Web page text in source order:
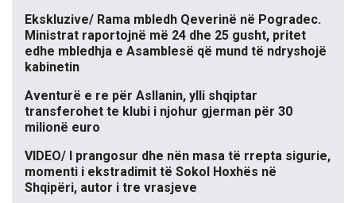
Ekskluzive/ Rama mbledh Qeverinë në Pogradec.
Ministrat raportojnë më 24 dhe 25 gusht, pritet
edhe mbledhja e Asamblesë që mund të ndryshojë
kabinetin
Aventurë e re për Asllanin, ylli shqiptar
transferohet te klubi i njohur gjerman për 30
milionë euro
VIDEO/ I prangosur dhe nën masa të rrepta sigurie,
momenti i ekstradimit të Sokol Hoxhës në
Shqipëri, autor i tre vrasjeve